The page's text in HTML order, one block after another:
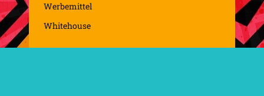
Werbemittel
Whitehouse